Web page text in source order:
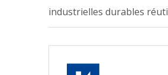
industrielles durables